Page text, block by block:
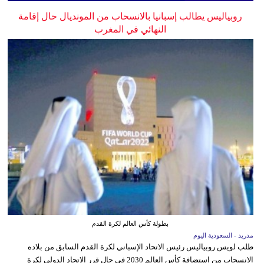
روبياليس يطالب إسبانيا بالانسحاب من المونديال حال إقامة
النهائي في المغرب
بطولة كأس العالم لكرة القدم
مدريد - السعودية اليوم
طلب لويس روبياليس رئيس الاتحاد الإسباني لكرة القدم السابق من بلاده
الانسحاب من استضافة كأس العالم 2030 في حال قرر الاتحاد الدولي لكرة